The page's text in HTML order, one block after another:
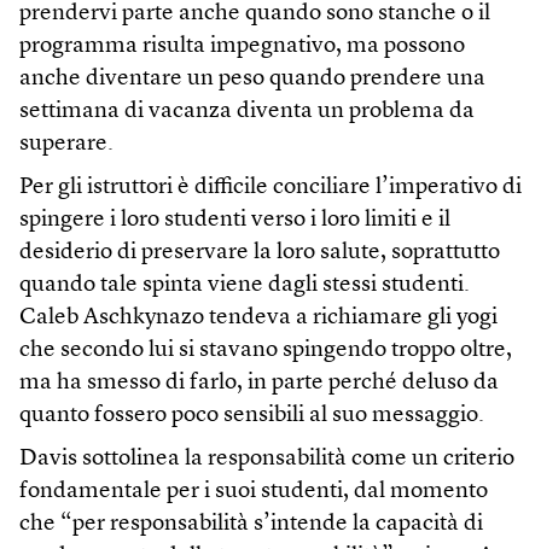
prendervi parte anche quando sono stanche o il
programma risulta impegnativo, ma possono
anche diventare un peso quando prendere una
settimana di vacanza diventa un problema da
superare.
Per gli istruttori è difficile conciliare l’imperativo di
spingere i loro studenti verso i loro limiti e il
desiderio di preservare la loro salute, soprattutto
quando tale spinta viene dagli stessi studenti.
Caleb Aschkynazo tendeva a richiamare gli yogi
che secondo lui si stavano spingendo troppo oltre,
ma ha smesso di farlo, in parte perché deluso da
quanto fossero poco sensibili al suo messaggio.
Davis sottolinea la responsabilità come un criterio
fondamentale per i suoi studenti, dal momento
che “per responsabilità s’intende la capacità di